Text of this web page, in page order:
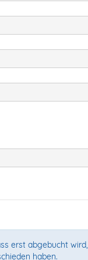
erst abgebucht wird,
haben.